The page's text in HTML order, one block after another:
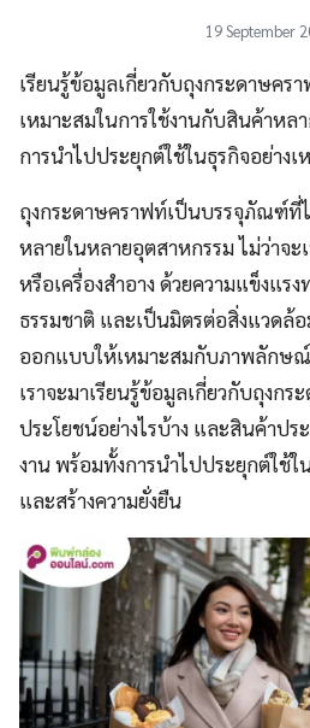
19 September
เรียนรู้ข้อมูลเกี่ยวกับถุงกระดาษคร
เหมาะสมในการใช้งานกับสินค้าหล
การนำไปประยุกต์ใช้ในธุรกิจอย่างเ
ถุงกระดาษคราฟท์เป็นบรรจุภัณฑ์ที่
หลายในหลายอุตสาหกรรม ไม่ว่าจ
หรือเครื่องสำอาง ด้วยความแข็งแร
ธรรมชาติ และเป็นมิตรต่อสิ่งแวดล้
ออกแบบให้เหมาะสมกับภาพลักษ
เราจะมาเรียนรู้ข้อมูลเกี่ยวกับถุงก
ประโยชน์อย่างไรบ้าง และสินค้าปร
งาน พร้อมทั้งการนำไปประยุกต์ใช้
และสร้างความยั่งยืน